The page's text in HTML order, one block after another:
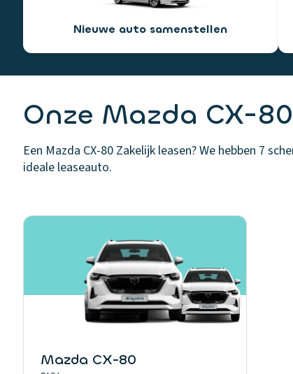
Nieuwe auto samenstellen
Onze Mazda CX-
Een Mazda CX-80 Zakelijk leasen? We hebben 7
ideale leaseauto.
Mazda CX-80